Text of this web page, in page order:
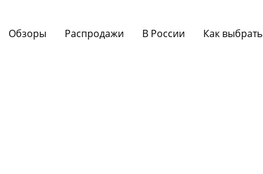
Обзоры Распродажи В России Как выбрать